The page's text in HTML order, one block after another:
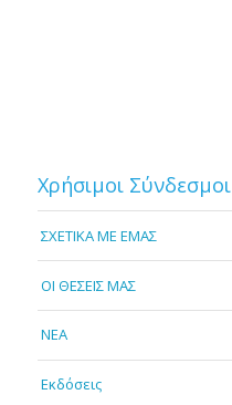
Χρήσιμοι Σύνδεσμοι
ΣΧΕΤΙΚΑ ΜΕ ΕΜΑΣ
OI ΘΕΣΕΙΣ ΜΑΣ
NEA
Εκδόσεις